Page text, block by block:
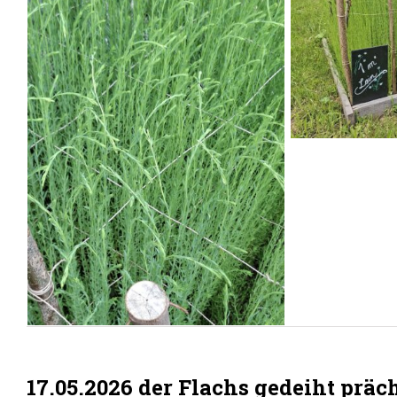
17.05.2026 der Flachs gedeiht